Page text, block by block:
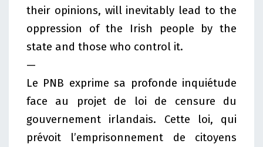
their opinions, will inevitably lead to the
oppression of the Irish people by the
state and those who control it.
—
Le PNB exprime sa profonde inquiétude
face au projet de loi de censure du
gouvernement irlandais. Cette loi, qui
prévoit l’emprisonnement de citoyens